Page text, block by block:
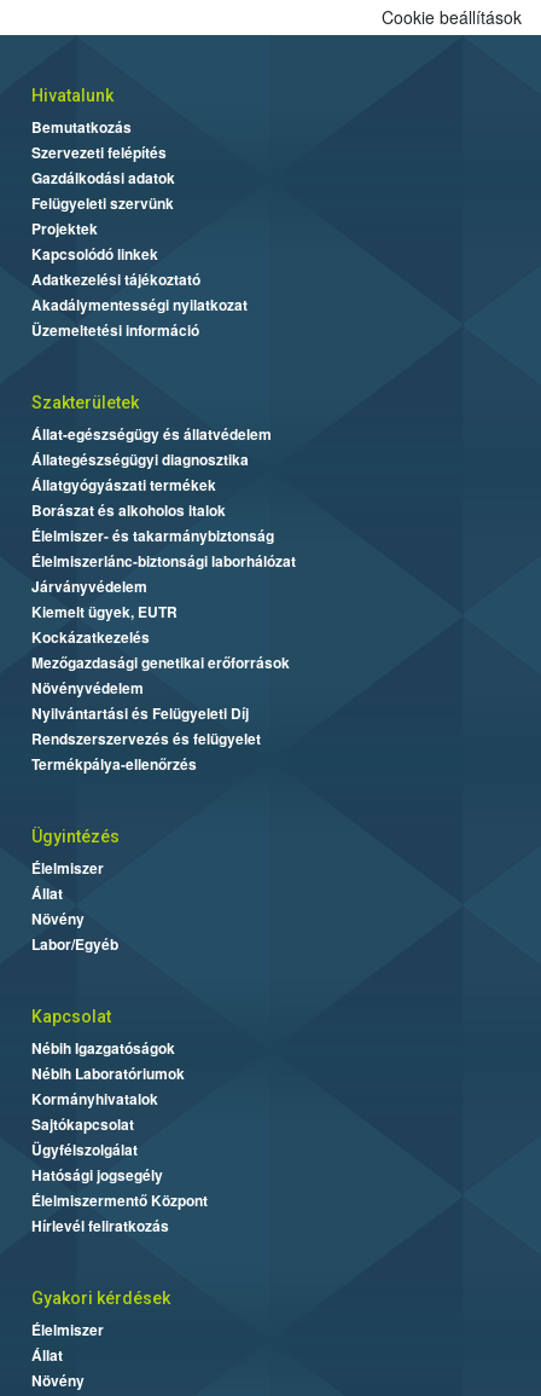
Cookie beállítások
Hivatalunk
Bemutatkozás
Szervezeti felépítés
Gazdálkodási adatok
Felügyeleti szervünk
Projektek
Kapcsolódó linkek
Adatkezelési tájékoztató
Akadálymentességi nyilatkozat
Üzemeltetési információ
Szakterületek
Állat-egészségügy és állatvédelem
Állategészségügyi diagnosztika
Állatgyógyászati termékek
Borászat és alkoholos italok
Élelmiszer- és takarmánybiztonság
Élelmiszerlánc-biztonsági laborhálózat
Járványvédelem
Kiemelt ügyek, EUTR
Kockázatkezelés
Mezőgazdasági genetikai erőforrások
Növényvédelem
Nyilvántartási és Felügyeleti Díj
Rendszerszervezés és felügyelet
Termékpálya-ellenőrzés
Ügyintézés
Élelmiszer
Állat
Növény
Labor/Egyéb
Kapcsolat
Nébih Igazgatóságok
Nébih Laboratóriumok
Kormányhivatalok
Sajtókapcsolat
Ügyfélszolgálat
Hatósági jogsegély
Élelmiszermentő Központ
Hírlevél feliratkozás
Gyakori kérdések
Élelmiszer
Állat
Növény